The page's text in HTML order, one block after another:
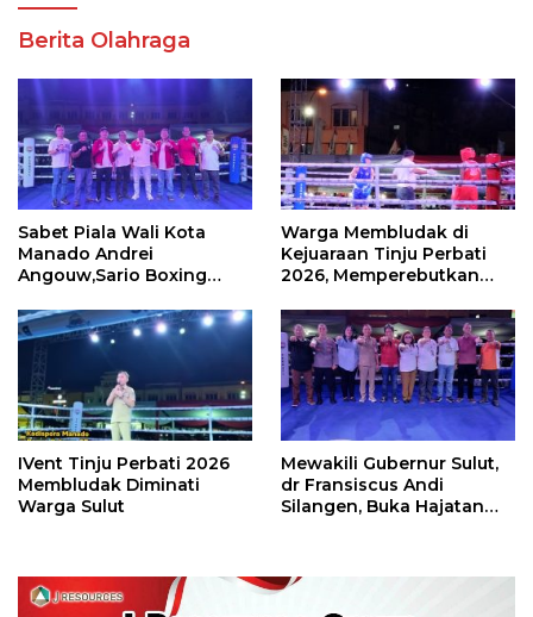
Berita Olahraga
Sabet Piala Wali Kota
Manado Andrei
Angouw,Sario Boxing
Perbati 2026
Warga Membludak di
Kejuaraan Tinju Perbati
2026, Memperebutkan
IVent Tinju Perbati 2026
Membludak Diminati
Warga Sulut
Mewakili Gubernur Sulut,
dr Fransiscus Andi
Silangen, Buka Hajatan